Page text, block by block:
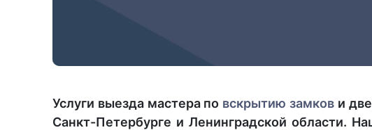
Услуги выезда мастера по вскрытиюзамков и
Санкт-Петербурге и Ленинградской области.